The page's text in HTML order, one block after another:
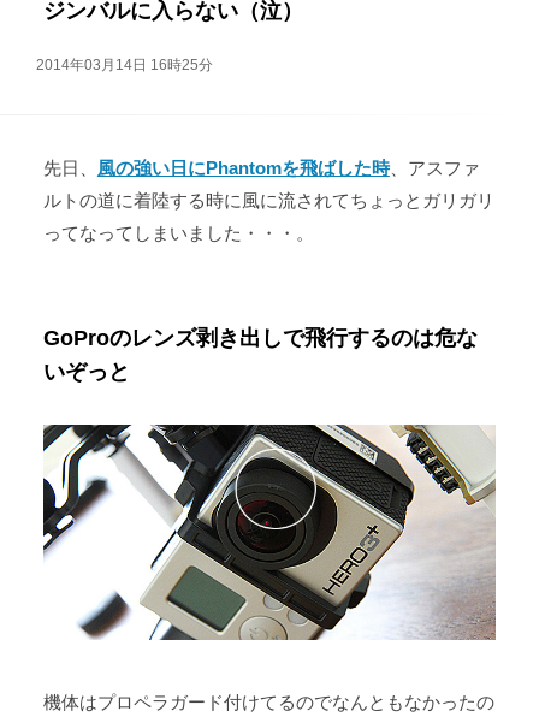
ジンバルに入らない（泣）
2014年03月14日 16時25分
先日、 風の強い日にPhantomを飛ばした時、アスファ
ルトの道に着陸する時に風に流されてちょっとガリガリ
ってなってしまいました・・・。
GoProのレンズ剥き出しで飛行するのは危な
いぞっと
機体はプロペラガード付けてるのでなんともなかったの